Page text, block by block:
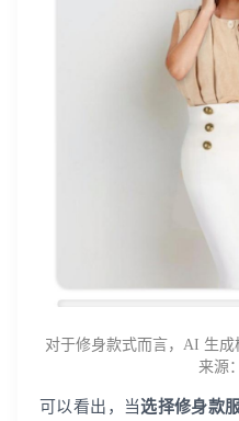
对于修身款式而言，AI 生
来源
可以看出，当选择修身款